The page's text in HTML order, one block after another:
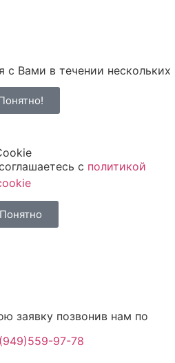
Вами в течении нескольких
c политикой
Понятно
заявку позвонив нам по
97-78